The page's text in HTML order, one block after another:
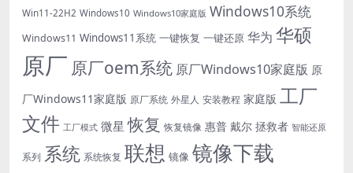
Win11-22H2 Windows10 Windows10家庭版 Windows10系统
Windows11 Windows11系统 一键恢复 一键还原 华为 华硕
原厂 原厂oem系统 原厂Windows10家庭版 原
厂Windows11家庭版 原厂系统 外星人 安装教程 家庭版 工厂
文件 工厂模式 微星 恢复 恢复镜像 惠普 戴尔 拯救者 智能还原
系列 系统 系统恢复 联想 镜像 镜像下载